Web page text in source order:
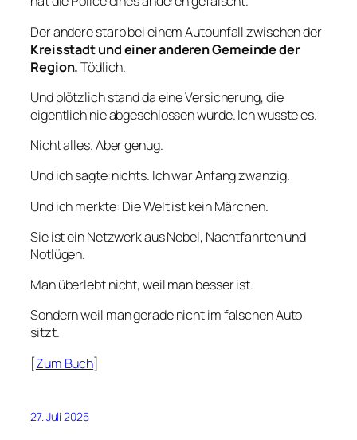
Der andere starb bei einem Autounfall zwischen der
Kreisstadt und einer anderen Gemeinde der
Region.Tödlich.
Und plötzlich stand da eine Versicherung, die
eigentlich nie abgeschlossen wurde. Ich wusste es.
Nicht alles. Aber genug.
Und ich sagte:nichts. Ich war Anfang zwanzig.
Und ich merkte: Die Welt ist kein Märchen.
Sie ist ein Netzwerk aus Nebel, Nachtfahrten und
Notlügen.
Man überlebt nicht, weil man besser ist.
Sondern weil man gerade nicht im falschen Auto
sitzt.
[Zum Buch]
27. Juli 2025